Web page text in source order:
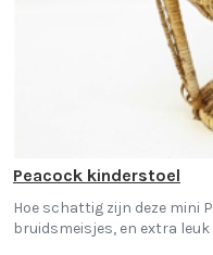
Peacock kinderstoel
Hoe schattig zijn deze mini
bruidsmeisjes, en extra